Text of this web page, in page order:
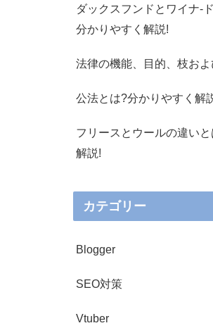
ダックスフンドとワイナ-
分かりやすく解説!
法律の機能、目的、枝お
公法とは?分かりやすく解
フリースとウールの違いと
解説!
カテゴリー
Blogger
SEO対策
Vtuber